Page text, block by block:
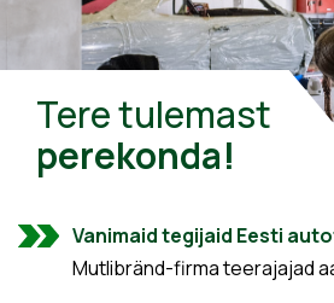
Tere tulemast
perekonda!
Vanimaid tegijaid Eesti
Mutlibränd-firma teerajajad